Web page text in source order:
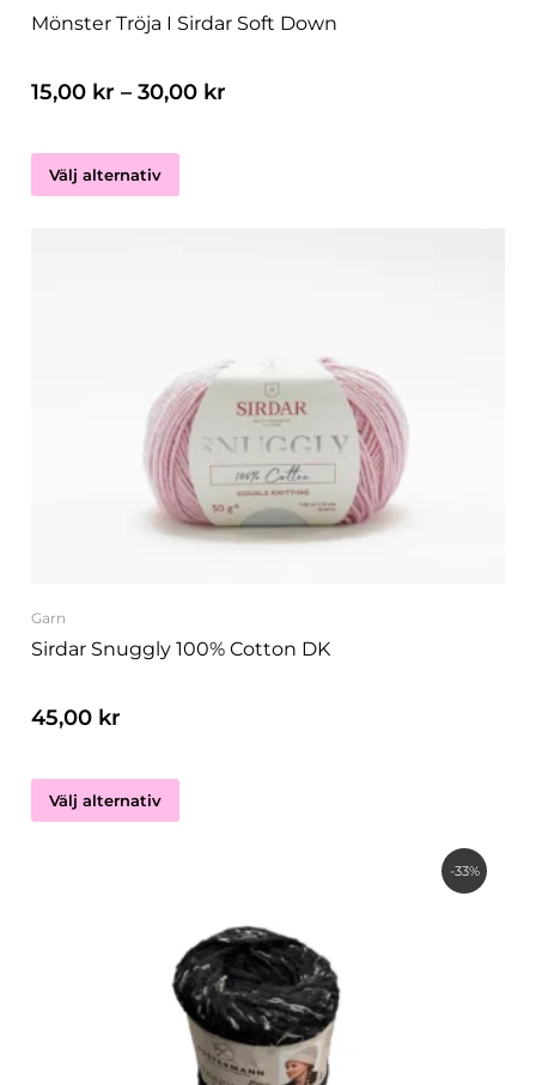
Mönster Tröja I Sirdar Soft Down
15,00 kr – 30,00 kr
Välj alternativ
Garn
Sirdar Snuggly 100% Cotton DK
45,00 kr
Välj alternativ
varianter.
De
olika
alternativen
kan
väljas
på
-33%
75,00 kr.
priset
är:
50,00 kr.